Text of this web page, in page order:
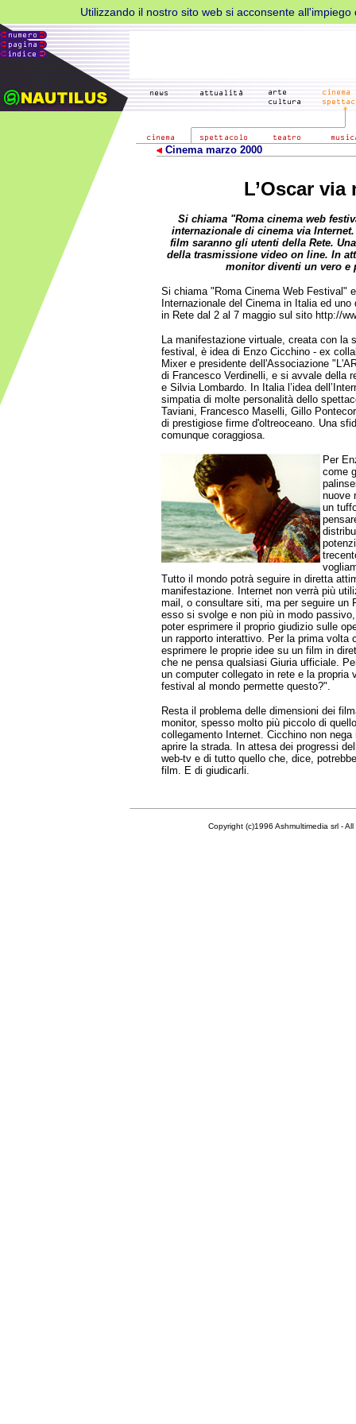
Utilizzando il nostro sito web si acconsente
Cinema marzo 2000
L’Oscar via
Si chiama "Roma cinema web
internazionale di cinema via
film saranno gli utenti della Rete.
della trasmissione video on line. In
monitor diventi un vero e
Si chiama "Roma Cinema Web Festival"
Internazionale del Cinema in Italia ed
in Rete dal 2 al 7 maggio sul sito http://
La manifestazione virtuale, creata con la
festival, è idea di Enzo Cicchino - ex
Mixer e presidente dell'Associazione
di Francesco Verdinelli, e si avvale della
e Silvia Lombardo. In Italia l’idea
simpatia di molte personalità dello
Taviani, Francesco Maselli, Gillo
di prestigiose firme d'oltreoceano. Una
comunque coraggiosa.
Per
come
nuove
un
Tutto il mondo potrà seguire in diretta
manifestazione. Internet non verrà più
mail, o consultare siti, ma per seguire un
esso si svolge e non più in modo
poter esprimere il proprio giudizio sulle
un rapporto interattivo. Per la prima volta
esprimere le proprie idee su un film in
che ne pensa qualsiasi Giuria ufficiale.
un computer collegato in rete e la propria
festival al mondo permette questo?".
Resta il problema delle dimensioni dei
monitor, spesso molto più piccolo di
collegamento Internet. Cicchino non
aprire la strada. In attesa dei progressi
web-tv e di tutto quello che, dice,
film. E di giudicarli.
Copyright (c)1996 Ashmultimedia srl - All